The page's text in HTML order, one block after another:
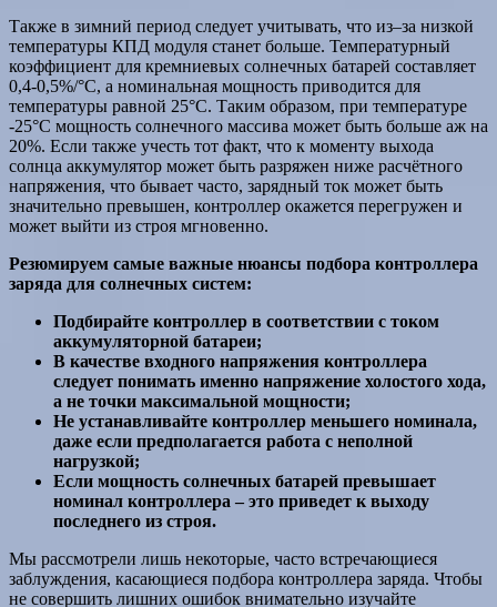
Также в зимний период следует учитывать, что из–за низкой
температуры КПД модуля станет больше. Температурный
коэффициент для кремниевых солнечных батарей составляет
0,4-0,5%/°С, а номинальная мощность приводится для
температуры равной 25°С. Таким образом, при температуре
-25°С мощность солнечного массива может быть больше аж на
20%. Если также учесть тот факт, что к моменту выхода
солнца аккумулятор может быть разряжен ниже расчётного
напряжения, что бывает часто, зарядный ток может быть
значительно превышен, контроллер окажется перегружен и
может выйти из строя мгновенно.
Резюмируем самые важные нюансы подбора контроллера
заряда для солнечных систем:
Подбирайте контроллер в соответствии с током
аккумуляторной батареи;
В качестве входного напряжения контроллера
следует понимать именно напряжение холостого хода,
а не точки максимальной мощности;
Не устанавливайте контроллер меньшего номинала,
даже если предполагается работа с неполной
нагрузкой;
Если мощность солнечных батарей превышает
номинал контроллера – это приведет к выходу
последнего из строя.
Мы рассмотрели лишь некоторые, часто встречающиеся
заблуждения, касающиеся подбора контроллера заряда. Чтобы
не совершить лишних ошибок внимательно изучайте